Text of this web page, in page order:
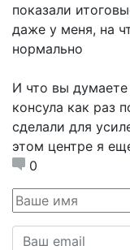
показали
даже у меня, на
нормально
И что вы
консула как раз
сделали для
этом центре я
0